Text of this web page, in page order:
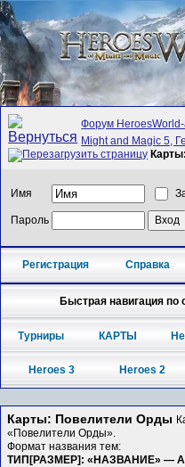
Форум
Might and Magic 5,
Имя
Пароль
Регистрация Справка
Быстрая навигация
Турниры КАРТЫ
Heroes 3 Heroes 2
Карты: Повелители Орды
«Повелители Орды».
Формат названия тем:
ТИП[РАЗМЕР]: «НАЗВАНИЕ» —